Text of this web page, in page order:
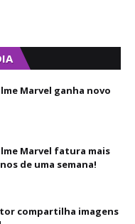
Marvel ganha novo
Marvel fatura mais
de uma semana!
compartilha imagens